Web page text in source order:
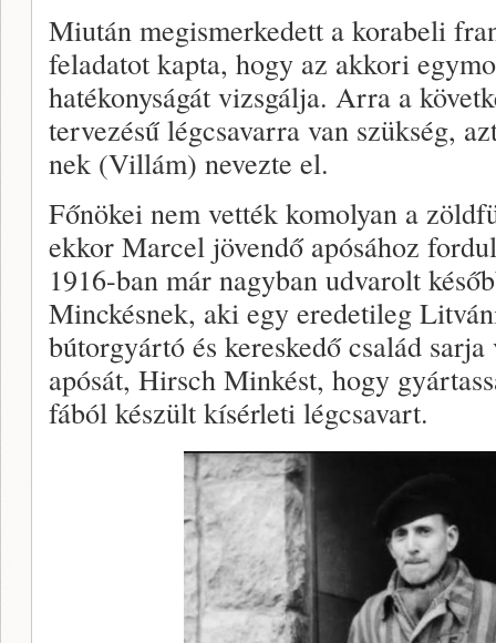
Miután megismerkedett a korabeli
feladatot kapta, hogy az akkori
hatékonyságát vizsgálja. Arra a
tervezésű légcsavarra van szükség,
nek (Villám) nevezte el.
Főnökei nem vették komolyan a
ekkor Marcel jövendő apósához
1916-ban már nagyban udvarolt
Minckésnek, aki egy eredetileg
bútorgyártó és kereskedő család
apósát, Hirsch Minkést, hogy
fából készült kísérleti légcsavart.